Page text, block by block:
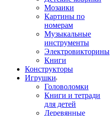
Мозаики
Картины по
номерам
Музыкальные
инструменты
Электровикторины
Книги
Конструкторы
Игрушки
Головоломки
Книги и тетради
для детей
Деревянные